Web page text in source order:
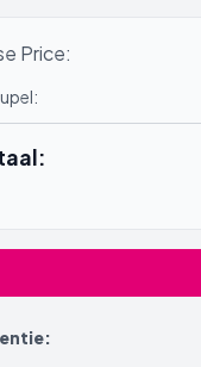
Price: